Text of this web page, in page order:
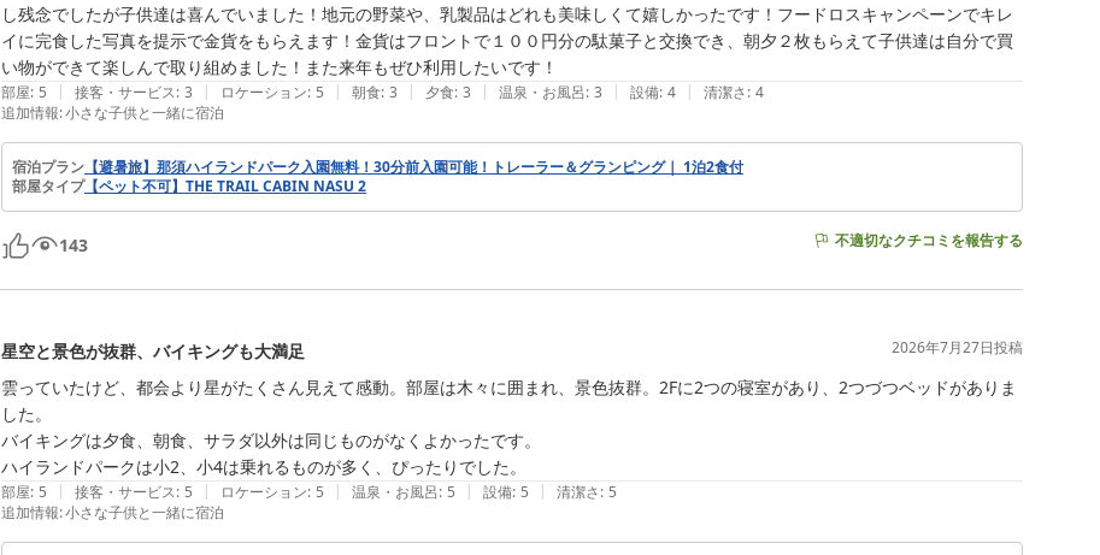
し残念でしたが子供達は喜んでいました！地元の野菜や、乳製品はどれも美味しくて嬉しかったです！フードロスキャンペーンでキレ
イに完食した写真を提示で金貨をもらえます！金貨はフロントで１００円分の駄菓子と交換でき、朝夕２枚もらえて子供達は自分で買
い物ができて楽しんで取り組めました！また来年もぜひ利用したいです！
部屋: 5 | 接客・サービス: 3 | ロケーション: 5 | 朝食: 3 | 夕食: 3 | 温泉・お風呂: 3 | 設備: 4 | 清潔さ: 4
追加情報:小さな子供と一緒に宿泊
宿泊プラン 【避暑旅】那須ハイランドパーク入園無料！30分前入園可能！トレーラー＆グランピング｜ 1泊2食付
部屋タイプ【ペット不可】THE TRAIL CABIN NASU 2
143 不適切なクチコミを報告する
星空と景色が抜群、バイキングも大満足 2026年7月27日投稿
雲っていたけど、都会より星がたくさん見えて感動。部屋は木々に囲まれ、景色抜群。2Fに2つの寝室があり、2つづつベッドがありま
した。
バイキングは夕食、朝食、サラダ以外は同じものがなくよかったです。
ハイランドパークは小2、小4は乗れるものが多く、ぴったりでした。
部屋: 5 | 接客・サービス: 5 | ロケーション: 5 | 温泉・お風呂: 5 | 設備: 5 | 清潔さ: 5
追加情報:小さな子供と一緒に宿泊